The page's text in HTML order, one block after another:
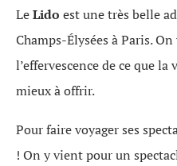
LeLido est une très belle
Champs-Élysées à Paris.
l’effervescence de ce que
mieux à offrir.
Pour faire voyager ses
! On y vient pour un